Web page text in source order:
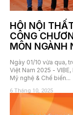
HỘI NỘI
CÔNG
MÔN
Ngày 01/10 vừa qua,
Việt Nam 2025 -
Mỹ nghệ & Chế biến...
6 Tháng 10, 2025